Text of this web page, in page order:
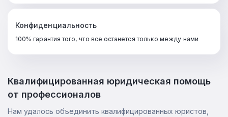
Конфиденциальность
100% гарантия того, что все останется только между нами
Квалифицированная юридическая помощь
от профессионалов
Нам удалось объединить квалифицированных юристов,